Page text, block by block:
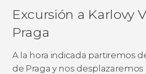
Excursión a Karlovy
Praga
A la hora indicada partiremos
de Praga y nos desplazaremos